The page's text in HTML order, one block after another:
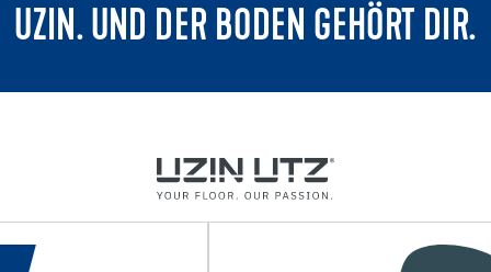
UZIN. UND DER BODEN GEHÖRT DIR.